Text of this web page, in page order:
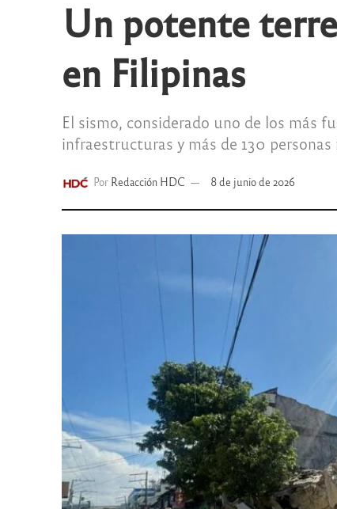
Un potente
en Filipinas
El sismo, considerado uno de los más
infraestructuras y más de 130
Por Redacción HDC 8 de junio de 2026